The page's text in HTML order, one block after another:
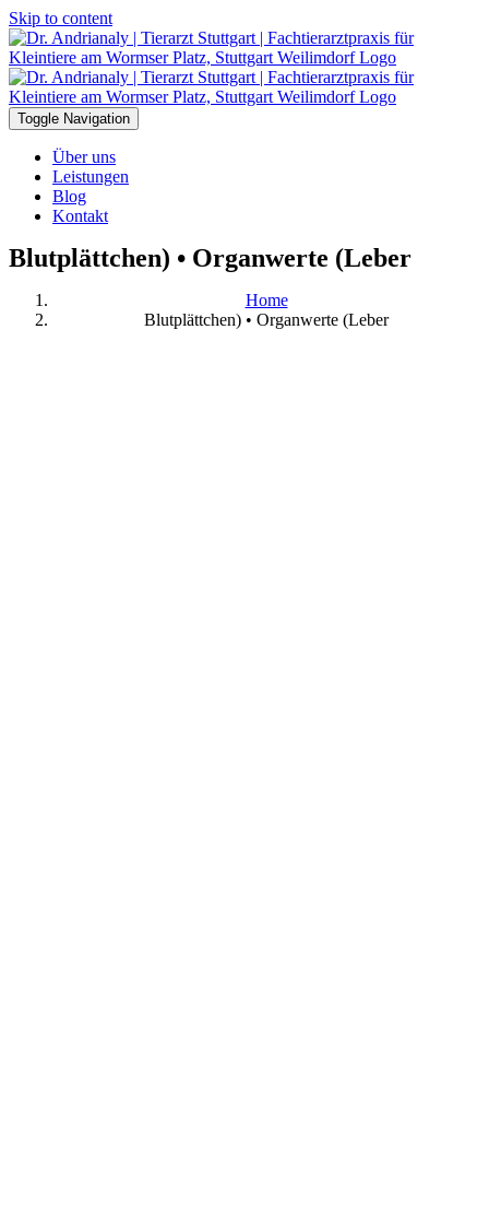
Skip to content
Toggle Navigation
Über uns
Leistungen
Blog
Kontakt
Blutplättchen) • Organwerte (Leber
Home
Blutplättchen) • Organwerte (Leber